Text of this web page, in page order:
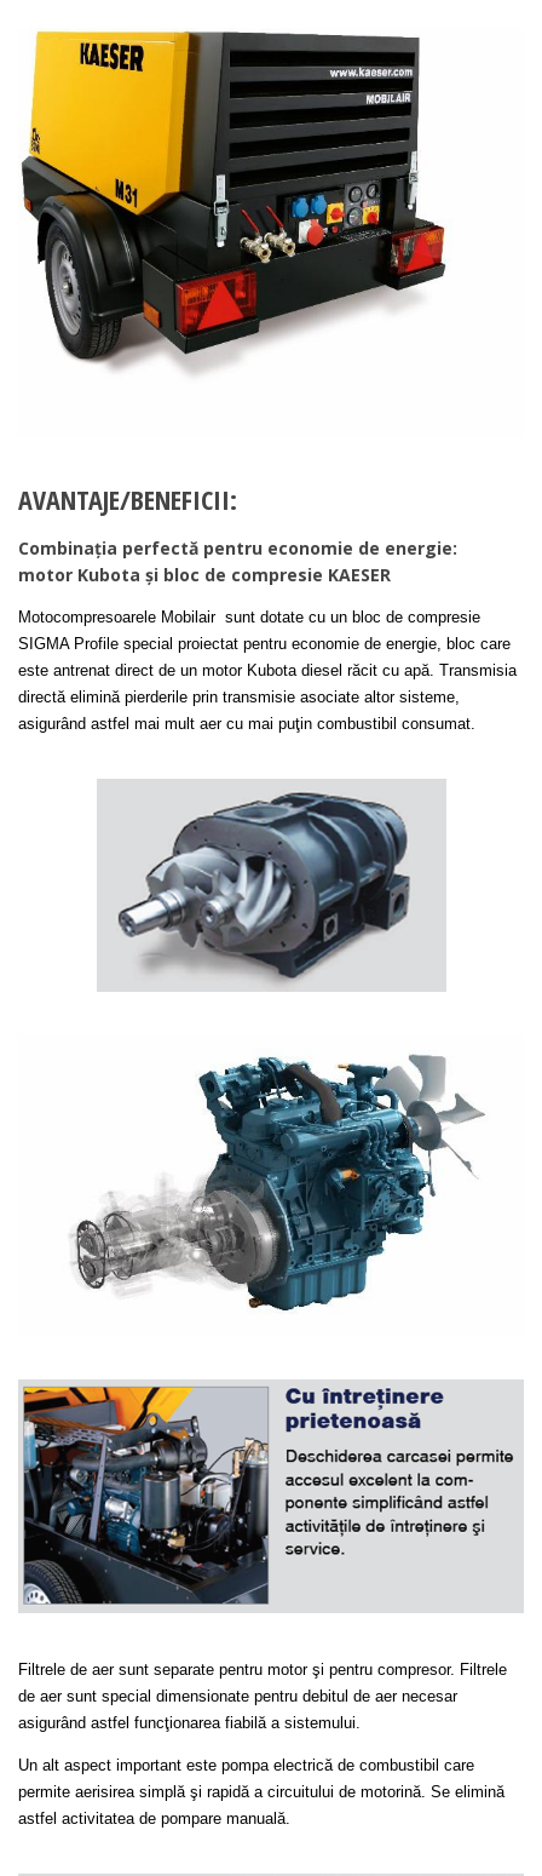
AVANTAJE/BENEFICII:
Combinaţia perfectă pentru economie de energie:
motor Kubota şi bloc de compresie KAESER
Motocompresoarele Mobilair sunt dotate cu un bloc de compresie
SIGMA Profile special proiectat pentru economie de energie, bloc care
este antrenat direct de un motor Kubota diesel răcit cu apă. Transmisia
directă elimină pierderile prin transmisie asociate altor sisteme,
asigurând astfel mai mult aer cu mai puţin combustibil consumat.
Filtrele de aer sunt separate pentru motor şi pentru compresor. Filtrele
de aer sunt special dimensionate pentru debitul de aer necesar
asigurând astfel funcţionarea fiabilă a sistemului.
Un alt aspect important este pompa electrică de combustibil care
permite aerisirea simplă şi rapidă a circuitului de motorină. Se elimină
astfel activitatea de pompare manuală.